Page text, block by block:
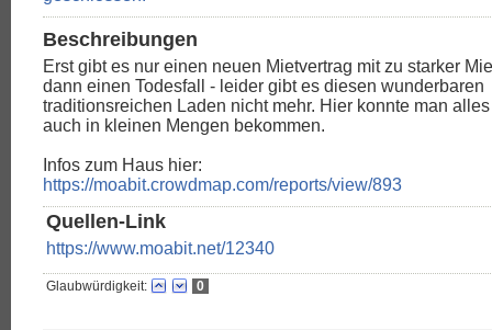
Beschreibungen
Erst gibt es nur einen neuen Mietvertrag mit zu starker
dann einen Todesfall - leider gibt es diesen wunderbaren
traditionsreichen Laden nicht mehr. Hier konnte man
auch in kleinen Mengen bekommen.
Infos zum Haus hier:
https://moabit.crowdmap.com/reports/view/893
Quellen-Link
https://www.moabit.net/12340
Glaubwürdigkeit: 0